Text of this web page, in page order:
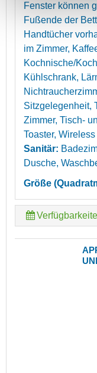
Fenster können
Fußende der
Handtücher
im Zimmer,
Kochnische/
Kühlschrank,
Sitzgelegenheit,
Zimmer, Tisch-
Toaster,
Sanitär:
Dusche,
Größe